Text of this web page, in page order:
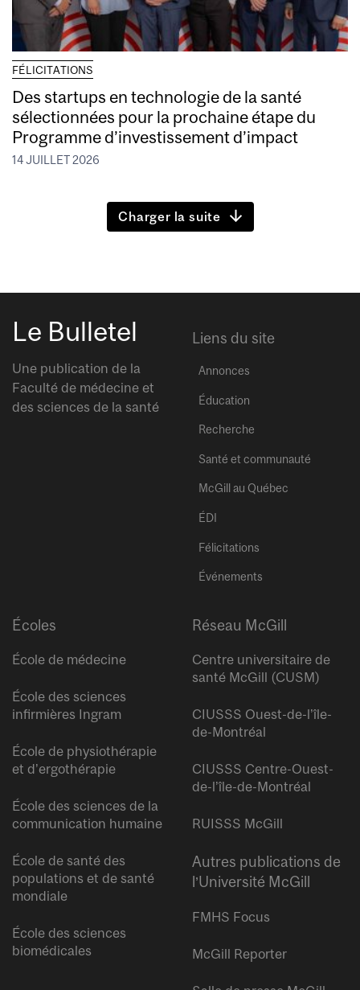
FÉLICITATIONS
Des startups en technologie de la santé
sélectionnées pour la prochaine étape du
Programme d’investissement d’impact
14 JUILLET 2026
Charger la suite
Le Bulletel
Une publication de la
Faculté de médecine et
des sciences de la santé
Liens du site
Annonces
Éducation
Recherche
Santé et communauté
McGill au Québec
ÉDI
Félicitations
Événements
Écoles
École de médecine
École des sciences
infirmières Ingram
École de physiothérapie
et d’ergothérapie
École des sciences de la
communication humaine
École de santé des
populations et de santé
mondiale
École des sciences
biomédicales
Réseau McGill
Centre universitaire de
santé McGill (CUSM)
CIUSSS Ouest-de-l’île-
de-Montréal
CIUSSS Centre-Ouest-
de-l’île-de-Montréal
RUISSS McGill
Autres publications de
l’Université McGill
FMHS Focus
McGill Reporter